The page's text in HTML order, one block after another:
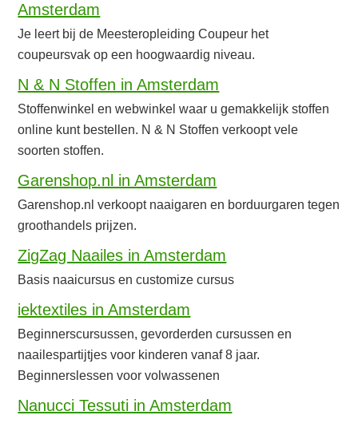
Amsterdam
Je leert bij de Meesteropleiding Coupeur het
coupeursvak op een hoogwaardig niveau.
N & N Stoffen in Amsterdam
Stoffenwinkel en webwinkel waar u gemakkelijk stoffen
online kunt bestellen. N & N Stoffen verkoopt vele
soorten stoffen.
Garenshop.nl in Amsterdam
Garenshop.nl verkoopt naaigaren en borduurgaren tegen
groothandels prijzen.
ZigZag Naailes in Amsterdam
Basis naaicursus en customize cursus
iektextiles in Amsterdam
Beginnerscursussen, gevorderden cursussen en
naailespartijtjes voor kinderen vanaf 8 jaar.
Beginnerslessen voor volwassenen
Nanucci Tessuti in Amsterdam